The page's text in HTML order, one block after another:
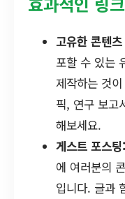
고유한 콘텐
포할 수 있는
제작하는 것
픽, 연구 보고
해보세요.
게스트 포스팅:
에 여러분의
입니다. 글과